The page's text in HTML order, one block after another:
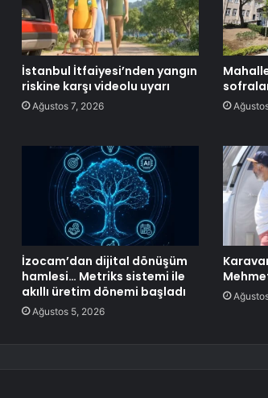
İstanbul İtfaiyesi’nden yangın
riskine karşı videolu uyarı
Ağustos 7, 2026
İzocam’dan dijital dönüşüm
hamlesi… Metriks sistemi ile
akıllı üretim dönemi başladı
Ağustos 5, 2026